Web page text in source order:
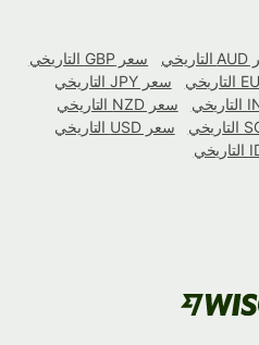
سعر GBP التاريخي
سعر JPY التاريخي
سعر NZD التاريخي
سعر USD التاريخي